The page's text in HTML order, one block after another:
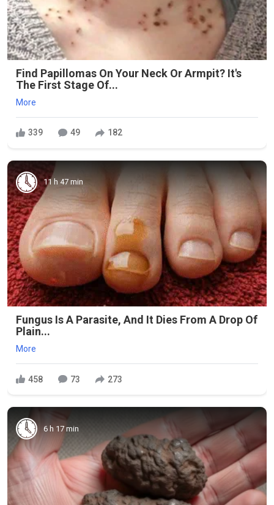
Find Papillomas On Your Neck Or Armpit? It's
The First Stage Of...
More
339 49 182
11 h 47 min
Fungus Is A Parasite, And It Dies From A Drop Of
Plain...
More
458 73 273
6 h 17 min